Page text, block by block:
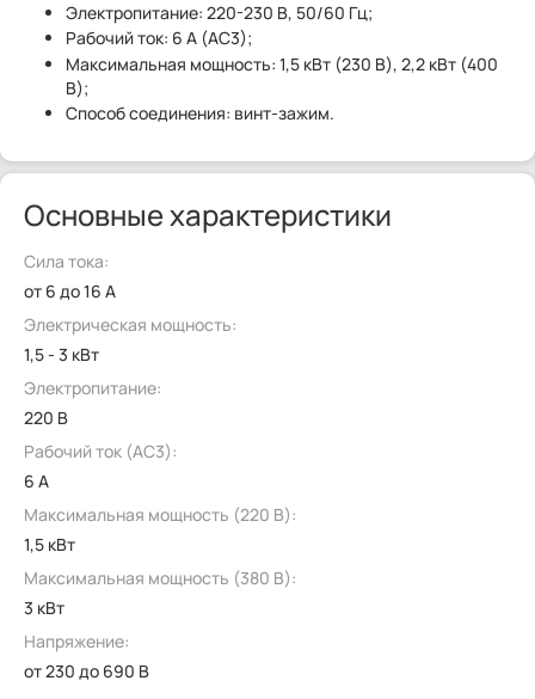
Электропитание: 220-230 В, 50/60 Гц;
Рабочий ток: 6 А (АС3);
Максимальная мощность: 1,5 кВт (230 В), 2,2 кВт (400
В);
Способ соединения: винт-зажим.
Основные характеристики
Сила тока:
от 6 до 16 А
Электрическая мощность:
1,5 - 3 кВт
Электропитание:
220 В
Рабочий ток (AC3):
6 А
Максимальная мощность (220 В):
1,5 кВт
Максимальная мощность (380 В):
3 кВт
Напряжение:
от 230 до 690 В